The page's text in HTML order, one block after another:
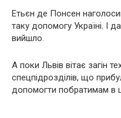
Етьєн де Понсен
таку допомогу Україні. І
вийшло.
А поки Львів вітає загін
спецпідрозділів, що
допомогти побратимам в